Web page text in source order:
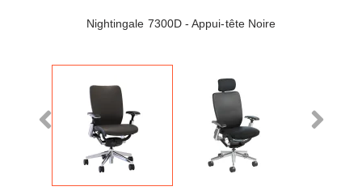
Nightingale 7300D - Appui-tête Noire